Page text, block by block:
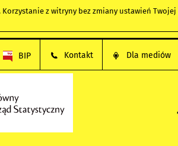
Korzystanie z witryny bez zmiany ustawień
BIP Kontakt Dla mediów